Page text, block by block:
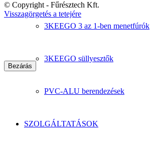
3KEEGO 3 az 1-ben menetfúrók
3KEEGO süllyesztők
PVC-ALU berendezések
SZOLGÁLTATÁSOK
© Copyright - Fűrésztech Kft.
Visszagörgetés a tetejére
Bezárás